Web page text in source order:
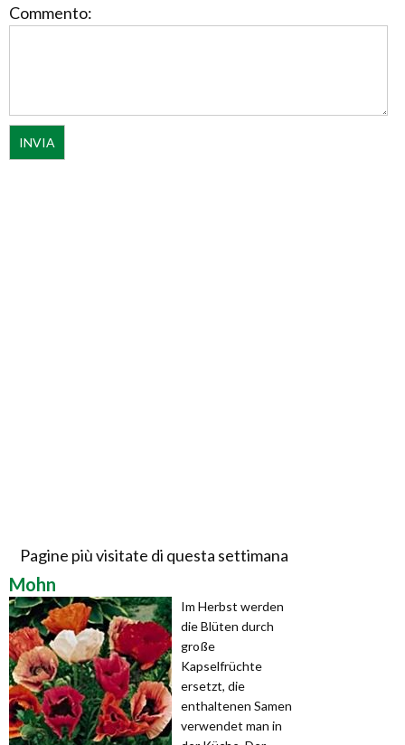
Commento:
Pagine più visitate di questa settimana
Mohn
Im Herbst werden
die Blüten durch
große
Kapselfrüchte
ersetzt, die
enthaltenen Samen
verwendet man in